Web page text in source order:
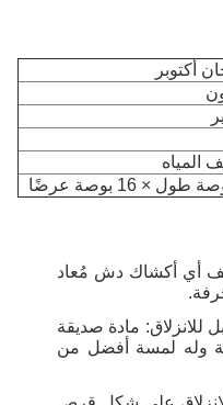
أكتوبر
المياه
أي أكشاك دش مُعاد
قابل للانزلاق: مادة صديقة
وله لمسة أفضل من